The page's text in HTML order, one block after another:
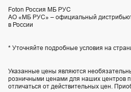
Foton Россия МБ РУС
АО «МБ РУС» – официальный
в России
* Уточняйте подробные условия на
Указанные цены являются
розничными ценами для наших центров
отличаться от действительных цен.